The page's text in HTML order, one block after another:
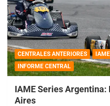
CENTRALES ANTERIORES
INFORME CENTRAL
IAME Series Argentina:
Aires